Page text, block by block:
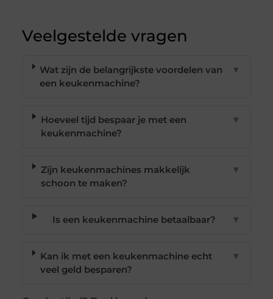
Veelgestelde vragen
Wat zijn de belangrijkste voordelen van
een keukenmachine?
▼
Hoeveel tijd bespaar je met een
keukenmachine?
▼
Zijn keukenmachines makkelijk
schoon te maken?
▼
Is een keukenmachine betaalbaar? ▼
Kan ik met een keukenmachine echt
veel geld besparen?
▼